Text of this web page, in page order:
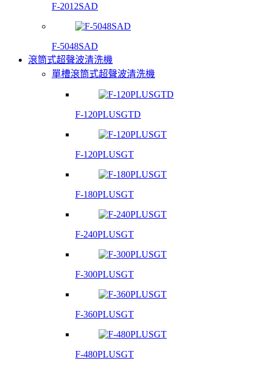
F-2012SAD
F-5048SAD
滾筒式超聲波清洗機
單槽滾筒式超聲波清洗機
F-120PLUSGTD
F-120PLUSGT
F-180PLUSGT
F-240PLUSGT
F-300PLUSGT
F-360PLUSGT
F-480PLUSGT